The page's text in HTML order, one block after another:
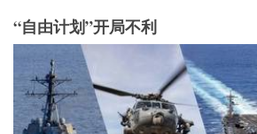
“自由计划”开局不利